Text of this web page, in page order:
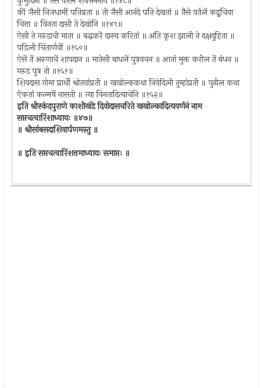
कीं जैसी निजधामीं पतिव्रता ॥ ती जैसी आनंदे पति देखतां ॥ तैसे वर्तलें कद्रुचिया
चित्ता ॥ विनता दासी ते देखोनि ॥१४९॥
ऐसी ते गरुडाची माता ॥ बद्धकरें दास्य करितां ॥ अति कृश झाली ते दक्षदुहिता ॥
पडिली चिंतार्णवीं ॥१५०॥
ऐसें तें अरुणाचें शापदान ॥ मातेसी बाधलें पुत्रवचन ॥ आतां मुक्त करील तें बंधन ॥
गरुड पुत्र तो ॥१५१॥
शिवदास गोमा प्रार्थी श्रोतयांप्रती ॥ खखोल्ककथा निवेदिली तुम्हांप्रती ॥ पुढील कथा
ऐकतां कल्मषें नासती ॥ त्या विनतादित्याचेनि ॥१५२॥
इति श्रीस्कंदपुराणे काशीखंडे दिवोदासचरिते खखोल्कादित्यवर्णनं नाम
सप्तचत्वारिंशाध्यायः ॥४७॥
॥ श्रीसांबसदाशिवार्पणमस्तु ॥
॥ इति सप्तचत्वारिंशत्तमाध्यायः समाप्तः ॥